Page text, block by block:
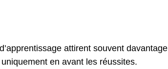
attirent souvent davantage
en avant les réussites.